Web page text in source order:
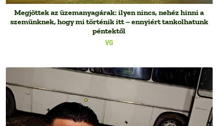
VG
Megjöttek az üzemanyagárak: ilyen nincs, nehéz hinni a
szemünknek, hogy mi történik itt – ennyiért tankolhatunk
péntektől